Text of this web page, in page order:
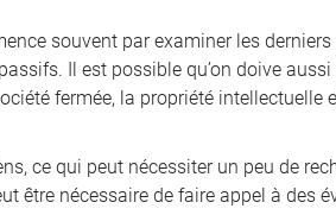
souvent par examiner les
Il est possible qu’on doive
fermée, la propriété intellectuelle
ce qui peut nécessiter un peu de
être nécessaire de faire appel à des